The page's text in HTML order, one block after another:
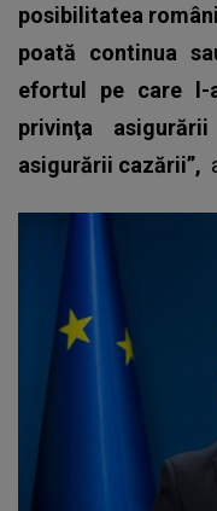
posibilitatea
poată continua
efortul pe care l-
privinţa
asigurării cazării”,